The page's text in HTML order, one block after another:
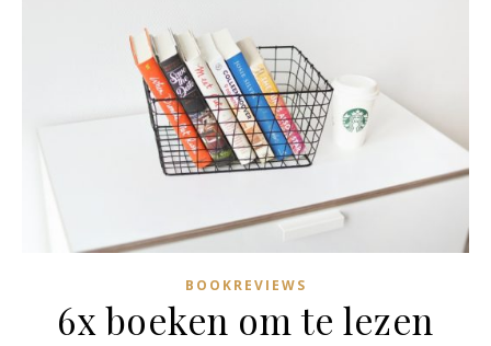
BOOKREVIEWS
6x boeken om te lezen